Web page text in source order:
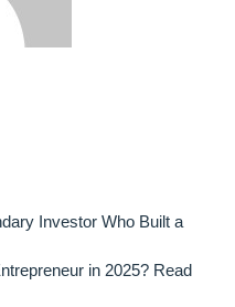
Investor Who Built a
in 2025? Read